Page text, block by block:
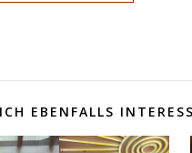
EBENFALLS